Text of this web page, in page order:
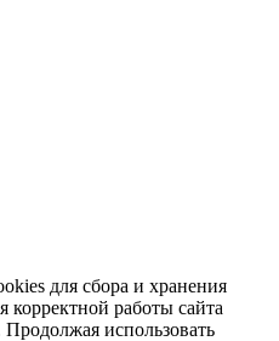
для сбора и хранения
работы сайта
Продолжая использовать